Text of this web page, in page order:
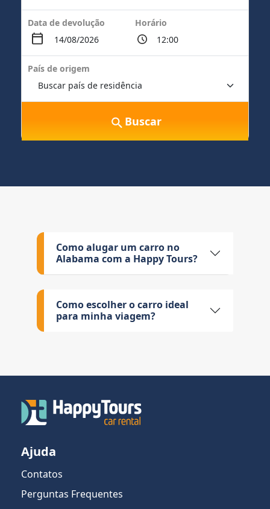
Data de devolução Horário
País de origem
Buscar
Como alugar um carro no
Alabama com a Happy Tours?
Como escolher o carro ideal
para minha viagem?
Ajuda
Contatos
Perguntas Frequentes